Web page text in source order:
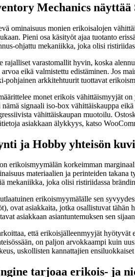
Mechanics näyttää
ominaisuus monien erikoisalojen
Pieni osa käsityöt ajaa tuotanto
ohjattu mekaniikka, joka olisi
rajalliset varastomallit hyvin, koska
arvoa eikä valmistettu edistäminen. Jos
pohjainen arkkitehtuurit tuottavat
monet erikois vähittäismyyjät
signaali iso-box vähittäiskauppa
vähittäiskaupan muotoilu.
asiakkaan älykkyys, katso
ja Hobby yhteisön
erikoismyymälän korkeimman
materiaalien ja perinteiden
mekaniikka, joka olisi ristiriidassa
erikoismyymälälle sen
ovat asiakkaita, jotka osallistuvat tähän
asiakkaan asiantuntemuksen sen
että erikoisjälleenmyyjät hyötyvät
on paljon arvokkaampi kuin
uskollisten kannattajien
tarjoaa erikois- ja